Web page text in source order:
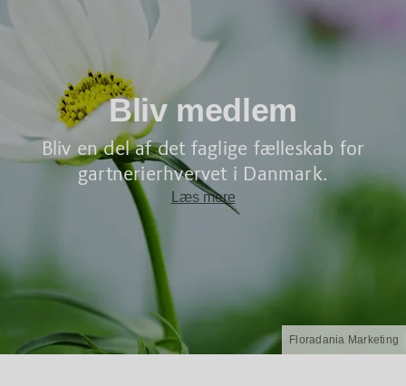
Bliv medlem
Bliv en del af det faglige fælleskab for
gartnerierhvervet i Danmark.
Læs mere
Floradania Marketing